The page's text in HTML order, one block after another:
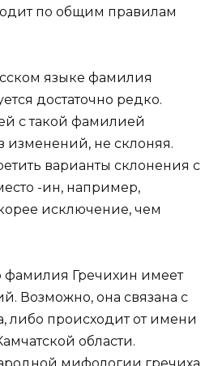
по общим правилам
языке фамилия
достаточно редко.
с такой фамилией
изменений, не склоняя.
варианты склонения с
-ин, например,
исключение, чем
фамилия Гречихин имеет
Возможно, она связана с
либо происходит от имени
области.